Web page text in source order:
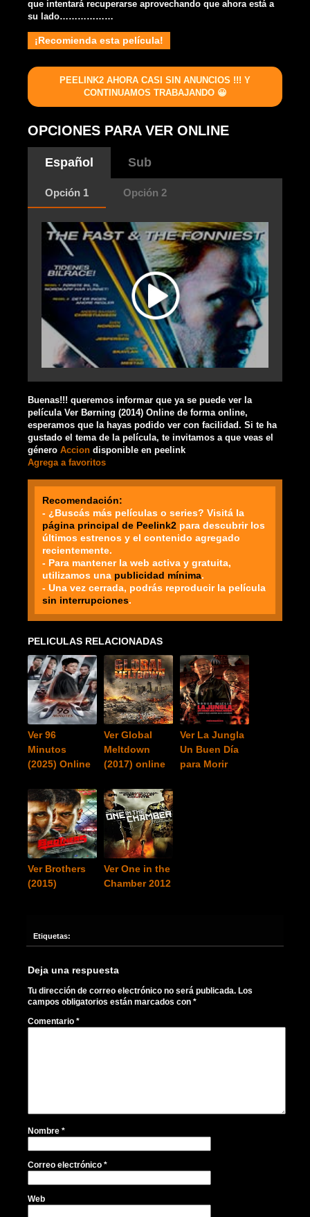
que intentará recuperarse aprovechando que ahora está a
su lado………………
¡Recomienda esta película!
PEELINK2 AHORA CASI SIN ANUNCIOS !!! Y
CONTINUAMOS TRABAJANDO 😀
OPCIONES PARA VER ONLINE
Español Sub
Opción 1 Opción 2
Buenas!!! queremos informar que ya se puede ver la
película Ver Børning (2014) Online de forma online,
esperamos que la hayas podido ver con facilidad. Si te ha
gustado el tema de la película, te invitamos a que veas el
género Accion disponible en peelink
Agrega a favoritos
Recomendación:
- ¿Buscás más películas o series? Visitá la
página principal de Peelink2 para descubrir los
últimos estrenos y el contenido agregado
recientemente.
- Para mantener la web activa y gratuita,
utilizamos una publicidad mínima.
- Una vez cerrada, podrás reproducir la película
sin interrupciones.
PELICULAS RELACIONADAS
Ver 96
Minutos
(2025) Online
Ver Global
Meltdown
(2017) online
Ver La Jungla
Un Buen Día
para Morir
Ver Brothers
(2015)
Ver One in the
Chamber 2012
Etiquetas:
Deja una respuesta
Tu dirección de correo electrónico no será publicada. Los
campos obligatorios están marcados con *
Comentario *
Nombre *
Correo electrónico *
Web